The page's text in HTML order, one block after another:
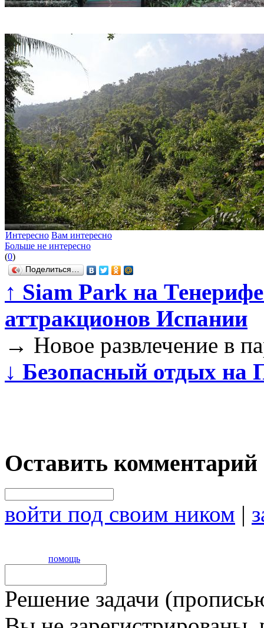
Интересно Вам интересно
Больше не интересно
(0)
Поделиться…
↑ Siam Park на
аттракционов Испании
→ Новое развлечение в
↓ Безопасный отдых на
Оставить комментарий
войти под своим ником |
помощь
Решение задачи